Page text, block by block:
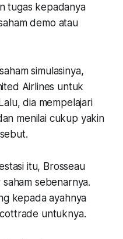
tugas kepadanya
demo atau
simulasinya,
Airlines untuk
dia mempelajari
menilai cukup yakin
itu, Brosseau
sebenarnya.
kepada ayahnya
untuknya.